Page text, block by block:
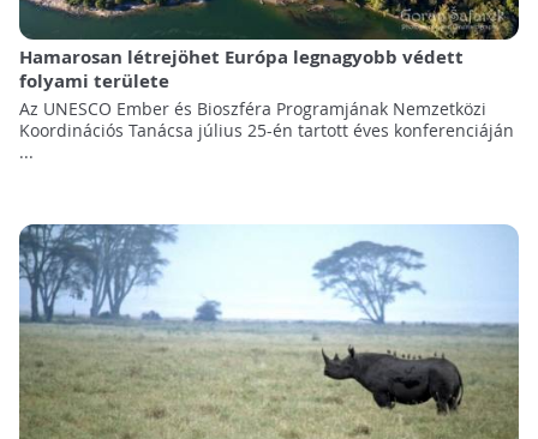
Hamarosan létrejöhet Európa legnagyobb védett
folyami területe
Az UNESCO Ember és Bioszféra Programjának Nemzetközi
Koordinációs Tanácsa július 25-én tartott éves konferenciáján
...